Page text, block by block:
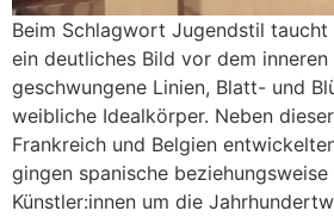
Beim Schlagwort Jugendstil taucht
ein deutliches Bild vor dem inneren
geschwungene Linien, Blatt- und
weibliche Idealkörper. Neben
Frankreich und Belgien
gingen spanische
Künstler:innen um die